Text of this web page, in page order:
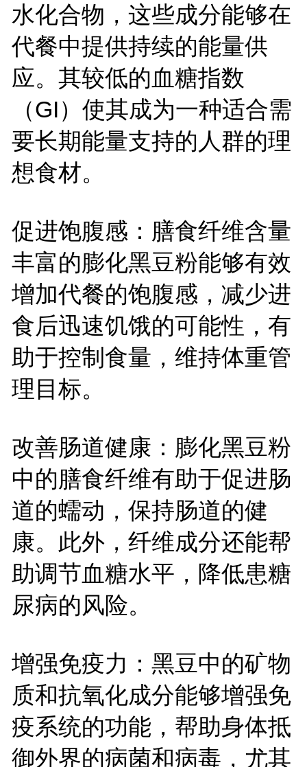
水化合物，这些成分能够在
代餐中提供持续的能量供
应。其较低的血糖指数
（GI）使其成为一种适合需
要长期能量支持的人群的理
想食材。
促进饱腹感：膳食纤维含量
丰富的膨化黑豆粉能够有效
增加代餐的饱腹感，减少进
食后迅速饥饿的可能性，有
助于控制食量，维持体重管
理目标。
改善肠道健康：膨化黑豆粉
中的膳食纤维有助于促进肠
道的蠕动，保持肠道的健
康。此外，纤维成分还能帮
助调节血糖水平，降低患糖
尿病的风险。
增强免疫力：黑豆中的矿物
质和抗氧化成分能够增强免
疫系统的功能，帮助身体抵
御外界的病菌和病毒，尤其